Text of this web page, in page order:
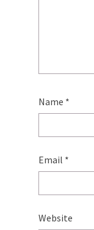
Name *
Email *
Website